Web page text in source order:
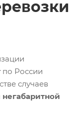
по России
случаев
негабаритной